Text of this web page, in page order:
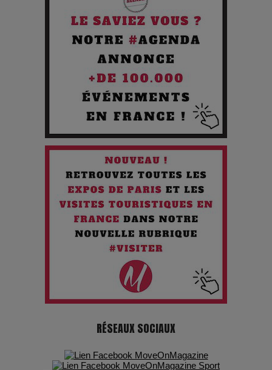
Pourquoi les Petites Entreprises Créatives Deviennent les
Cibles des Hackers
Les 3 meilleures destinations pour des vacances sportives
Quand l'Opéra Rencontre l'IA : Lola Volonakis, l'Artiste du
Paradoxe qui Chante le Futur
Chien 51 - Quand l’IA prend le pouvoir : une plongée dans un
futur troublant
Maïra Kerey, la “voix d’or du Kazakhstan”, célèbre ses 30
ans de carrière à la Salle Gaveau
Les dessous de la fast fashion : un désastre écologique en
7 Techniques Secrètes des Photographes de Stars
Adieu Jean-Pat : rire au bord du précipice
RÉSEAUX SOCIAUX